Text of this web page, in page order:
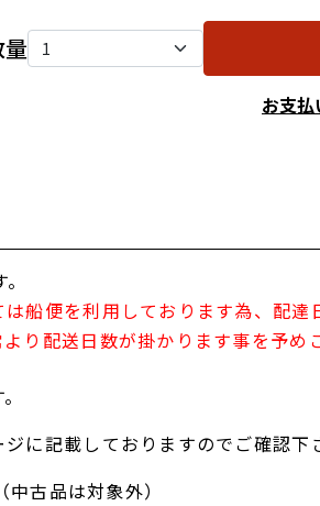
お支払
船便を利用しております為、配達
り配送日数が掛かります事を予め
に記載しておりますのでご確認下
古品は対象外）